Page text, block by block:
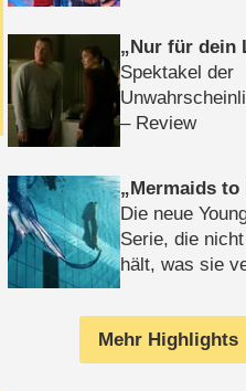
Nur für dein
Spektakel der
– Review
Mermaids to
Die neue
Serie, die
hält, was sie
Mehr Highlights